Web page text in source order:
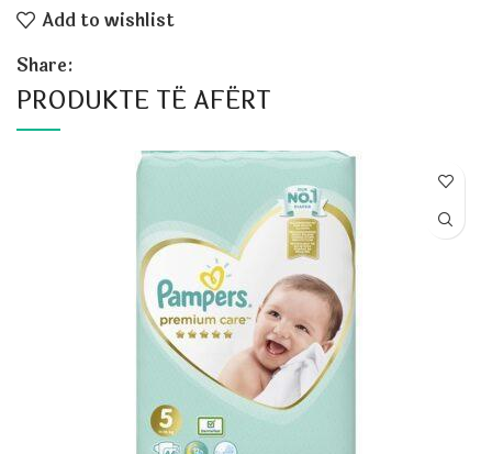
Add to wishlist
Share:
PRODUKTE TË AFËRT